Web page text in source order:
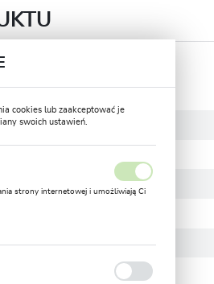
– VIII
cookies lub zaakceptować je
swoich ustawień.
strony internetowej i umożliwiają Ci
Dzięki plikom cookies